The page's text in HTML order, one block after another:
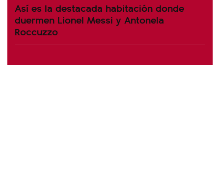
Así es la destacada habitación donde
duermen Lionel Messi y Antonela
Roccuzzo